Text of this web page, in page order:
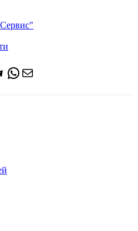
WhatsApp
Почта